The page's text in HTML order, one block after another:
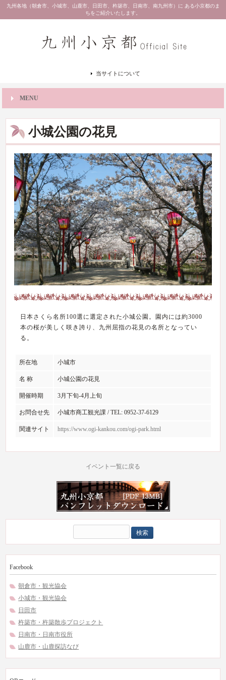
九州各地（朝倉市、小城市、山鹿市、日田市、杵築市、日南市、南九州市）に ある小京都のま
ちをご紹介いたします。
当サイトについて
MENU
小城公園の花見
日本さくら名所100選に選定された小城公園。園内には約3000
本の桜が美しく咲き誇り、九州屈指の花見の名所となってい
る。
所在地 小城市
名 称 小城公園の花見
開催時期 3月下旬-4月上旬
お問合せ先 小城市商工観光課 / TEL: 0952-37-6129
関連サイト https://www.ogi-kankou.com/ogi-park.html
イベント一覧に戻る
索:
Facebook
朝倉市・観光協会
小城市・観光協会
日田市
杵築市・杵築散歩プロジェクト
日南市・日南市役所
山鹿市・山鹿探訪なび